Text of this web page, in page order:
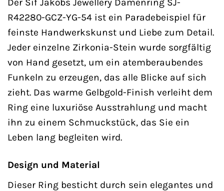
R42280-GCZ-YG-54 ist ein Paradebeispiel für
feinste Handwerkskunst und Liebe zum Detail.
Jeder einzelne Zirkonia-Stein wurde sorgfältig
von Hand gesetzt, um ein atemberaubendes
Funkeln zu erzeugen, das alle Blicke auf sich
zieht. Das warme Gelbgold-Finish verleiht dem
Ring eine luxuriöse Ausstrahlung und macht
ihn zu einem Schmuckstück, das Sie ein
Leben lang begleiten wird.
Design und Material
Dieser Ring besticht durch sein elegantes und